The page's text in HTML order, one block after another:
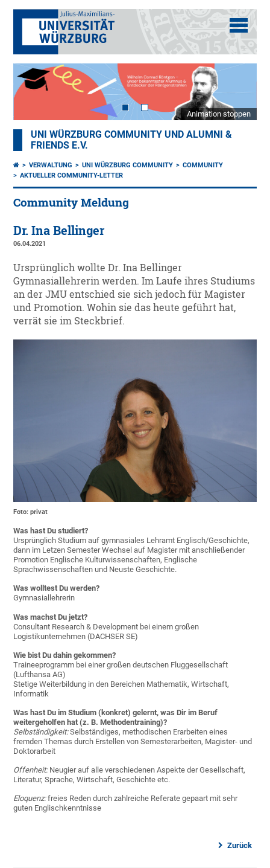
Animation stoppen
UNI WÜRZBURG COMMUNITY UND ALUMNI &
FRIENDS E.V.
VERWALTUNG UNI WÜRZBURG COMMUNITY
COMMUNITY
AKTUELLER COMMUNITY-LETTER
Community Meldung
Dr. Ina Bellinger
06.04.2021
Ursprünglich wollte Dr. Ina Bellinger
Gymnasiallehrerin werden. Im Laufe ihres Studiums
an der JMU entschied sie sich jedoch für Magister
und Promotion. Wohin sie das heute geführt hat,
verrät sie im Steckbrief.
Foto: privat
Was hast Du studiert?
Ursprünglich Studium auf gymnasiales Lehramt Englisch/Geschichte,
dann im Letzen Semester Wechsel auf Magister mit anschließender
Promotion Englische Kulturwissenschaften, Englische
Sprachwissenschaften und Neuste Geschichte.
Was wolltest Du werden?
Gymnasiallehrerin
Was machst Du jetzt?
Consultant Research & Development bei einem großen
Logistikunternehmen (DACHSER SE)
Wie bist Du dahin gekommen?
Traineeprogramm bei einer großen deutschen Fluggesellschaft
(Lufthansa AG)
Stetige Weiterbildung in den Bereichen Mathematik, Wirtschaft,
Informatik
Was hast Du im Studium (konkret) gelernt, was Dir im Beruf
weitergeholfen hat (z. B. Methodentraining)?
Selbständigkeit:Selbständiges, methodischen Erarbeiten eines
fremden Themas durch Erstellen von Semesterarbeiten, Magister- und
Doktorarbeit
Offenheit:Neugier auf alle verschiedenen Aspekte der Gesellschaft,
Literatur, Sprache, Wirtschaft, Geschichte etc.
Eloquenz:freies Reden durch zahlreiche Referate gepaart mit sehr
guten Englischkenntnisse
Zurück